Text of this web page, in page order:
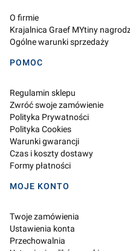
O firmie
Krajalnica Graef MYtiny
Ogólne warunki sprzedaży
POMOC
Regulamin sklepu
Zwróć swoje zamówienie
Polityka Prywatności
Polityka Cookies
Warunki gwarancji
Czas i koszty dostawy
Formy płatności
MOJE KONTO
Twoje zamówienia
Ustawienia konta
Przechowalnia